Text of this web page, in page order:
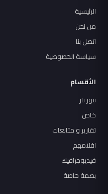
الرئيسية
من نحن
اتصل بنا
سياسة الخصوصية
الأقسام
نيوز بار
خاص
تقارير و متابعات
اقلامهم
فيديوجرافيك
بصمة خاصة